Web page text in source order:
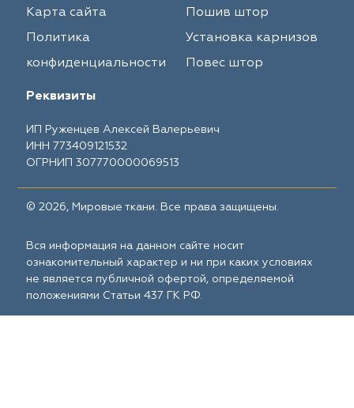
Карта сайта
Политика
конфиденциальности
Пошив штор
Установка карнизов
Повес штор
Реквизиты
ИП Руженцев Алексей Валерьевич
ИНН 773409121532
ОГРНИП 307770000069513
© 2026, Мировые ткани. Все права защищены.
Вся информация на данном сайте носит
ознакомительный характер и ни при каких условиях
не является публичной офертой, определяемой
положениями Статьи 437 ГК РФ.